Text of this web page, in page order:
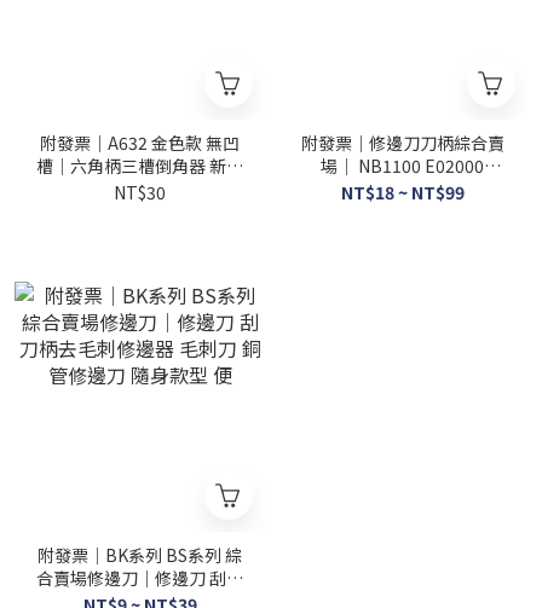
附發票｜A632 金色款 無凹
槽｜六角柄三槽倒角器 新款
倒角工具 外倒角器磨角修邊
NT$30
附發票｜修邊刀刀柄綜合賣
場｜ NB1100 E02000
NG1000 銅管修邊刀 隨身款NT$18 ~ NT$99
附發票｜BK系列 BS系列 綜
合賣場修邊刀｜修邊刀 刮刀
柄去毛刺修邊器 毛刺刀 銅管